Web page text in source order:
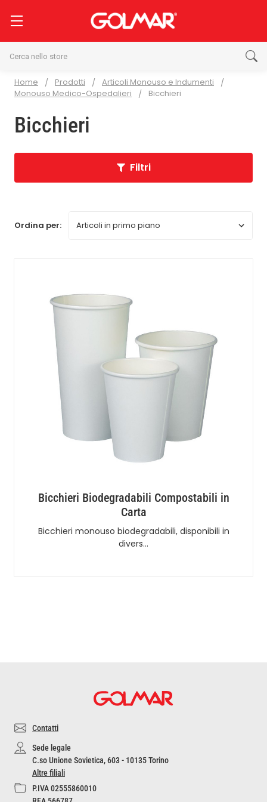
Home Prodotti
Articoli Monouso e Indumenti
Monouso Medico-Ospedalieri
Bicchieri
Bicchieri
Filtri
Ordina per:
Bicchieri Biodegradabili Compostabili in
Carta
Bicchieri monouso biodegradabili, disponibili in
divers…
Contatti
Sede legale
C.so Unione Sovietica, 603 - 10135 Torino
Altre filiali
P.IVA 02555860010